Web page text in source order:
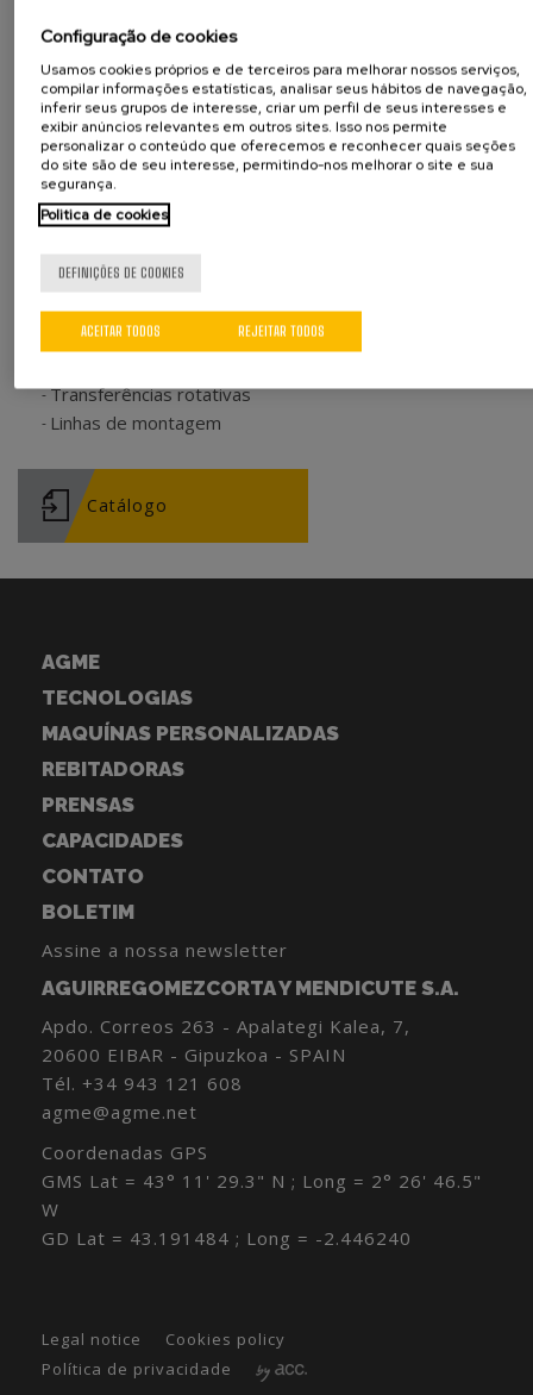
Dobradiças
Rótulas
Reclinadores de assentos
Casquilhos
Outros componentes
Outras indústrias
Ferragens e serralharia
Componentes de dispositivos elétricos
Outros componentes
Tipos de máquinas
Transferências rotativas
Linhas de montagem
Catálogo
AGME
TECNOLOGIAS
MAQUÍNAS PERSONALIZADAS
REBITADORAS
PRENSAS
CAPACIDADES
CONTATO
BOLETIM
Assine a nossa newsletter
AGUIRREGOMEZCORTA Y MENDICUTE S.A.
Apdo. Correos 263 - Apalategi Kalea, 7,
20600 EIBAR - Gipuzkoa - SPAIN
Tél. +34 943 121 608
agme@agme.net
Coordenadas GPS
GMS Lat = 43° 11' 29.3" N ; Long = 2° 26' 46.5"
W
GD Lat = 43.191484 ; Long = -2.446240
Legal notice
Cookies policy
Política de privacidade
Configuração de cookies
Usamos cookies próprios e de terceiros para melhorar nossos serviços,
compilar informações estatísticas, analisar seus hábitos de navegação,
inferir seus grupos de interesse, criar um perfil de seus interesses e
exibir anúncios relevantes em outros sites. Isso nos permite
personalizar o conteúdo que oferecemos e reconhecer quais seções
do site são de seu interesse, permitindo-nos melhorar o site e sua
segurança.
Politica de cookies
DEFINIÇÕES DE COOKIES
REJEITAR TODOS
ACEITAR TODOS